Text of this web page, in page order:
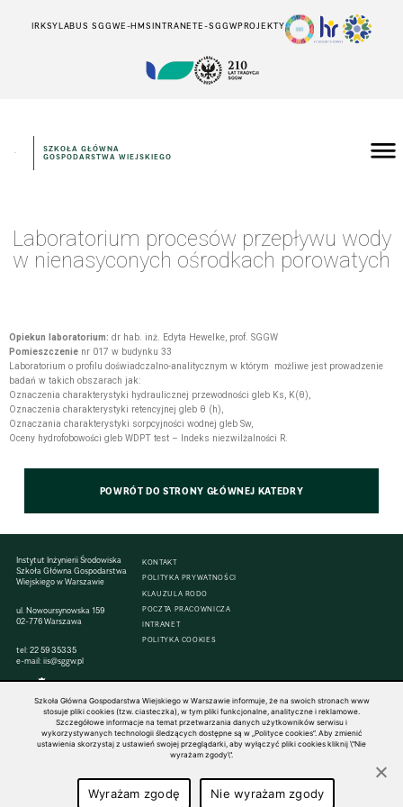
IRKSYLABUS SGGWE-HMSINTRANETE-SGGWPROJEKTY
SZKOŁA GŁÓWNA
GOSPODARSTWA WIEJSKIEGO
Laboratorium procesów przepływu wody
w nienasyconych ośrodkach porowatych
Opiekun laboratorium: dr hab. inż. Edyta Hewelke, prof. SGGW
Pomieszczenie nr 017 w budynku 33
Laboratorium o profilu doświadczalno-analitycznym w którym możliwe jest prowadzenie
badań w takich obszarach jak:
Oznaczenia charakterystyki hydraulicznej przewodności gleb Ks, K(θ),
Oznaczenia charakterystyki retencyjnej gleb θ (h),
Oznaczania charakterystyki sorpcyjności wodnej gleb Sw,
Oceny hydrofobowości gleb WDPT test – Indeks niezwilżalności R.
POWRÓT DO STRONY GŁÓWNEJ KATEDRY
Instytut Inżynierii Środowiska
Szkoła Główna Gospodarstwa
Wiejskiego w Warszawie
ul. Nowoursynowska 159
02-776 Warszawa
tel:22 59 35335
e-mail:iis@sggw.pl
KONTAKT
POLITYKA PRYWATNOŚCI
KLAUZULA RODO
POCZTA PRACOWNICZA
INTRANET
POLITYKA COOKIES
© 1816–2026 SGGW — ALL RIGHTS RESERVED
Szkoła Główna Gospodarstwa Wiejskiego w Warszawie informuje, że na swoich stronach www
stosuje pliki cookies (tzw. ciasteczka), w tym pliki funkcjonalne, analityczne i reklamowe.
Szczegółowe informacje na temat przetwarzania danych użytkowników serwisu i
wykorzystywanych technologii śledzących dostępne są w „Polityce cookies”. Aby zmienić
ustawienia skorzystaj z ustawień swojej przeglądarki, aby wyłączyć pliki cookies kliknij \"Nie
wyrażam zgody\".
Wyrażam zgodę Nie wyrażam zgody